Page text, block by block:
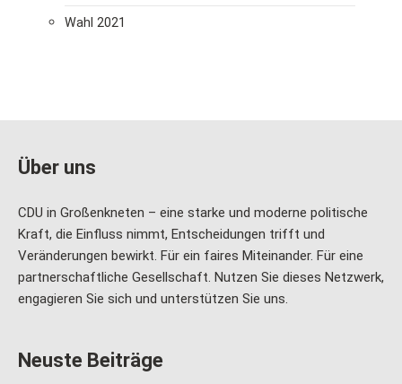
Wahl 2021
Über uns
CDU in Großenkneten – eine starke und moderne politische
Kraft, die Einfluss nimmt, Entscheidungen trifft und
Veränderungen bewirkt. Für ein faires Miteinander. Für eine
partnerschaftliche Gesellschaft. Nutzen Sie dieses Netzwerk,
engagieren Sie sich und unterstützen Sie uns.
Neuste Beiträge